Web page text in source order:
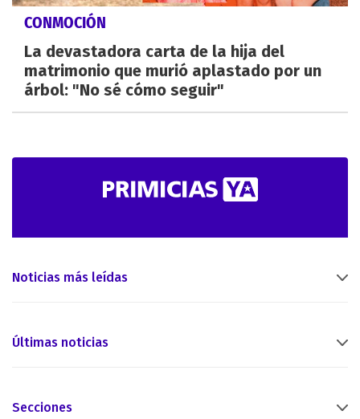
CONMOCIÓN
La devastadora carta de la hija del
matrimonio que murió aplastado por un
árbol: "No sé cómo seguir"
Noticias más leídas
Últimas noticias
Secciones